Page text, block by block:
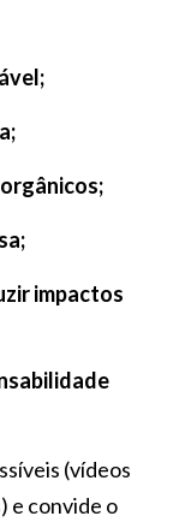
impactos
(vídeos
e convide o